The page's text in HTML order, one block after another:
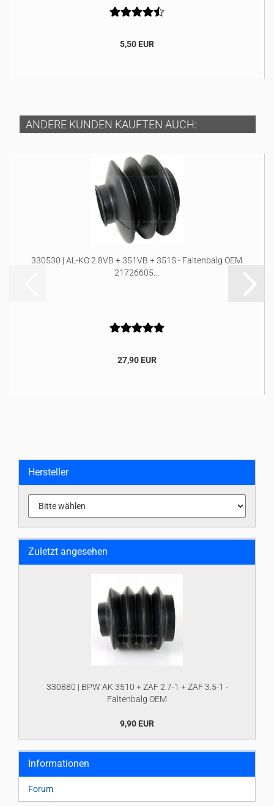
5,50 EUR
ANDERE KUNDEN KAUFTEN AUCH:
330530 | AL-KO 2.8VB + 351VB + 351S - Faltenbalg OEM
21726605...
27,90 EUR
Hersteller
Zuletzt angesehen
330880 | BPW AK 3510 + ZAF 2.7-1 + ZAF 3.5-1 -
Faltenbalg OEM
9,90 EUR
Informationen
Forum